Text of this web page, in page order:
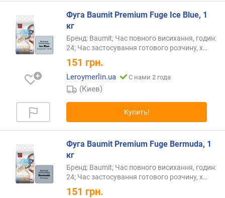
Фуга Baumit Premium Fuge Ice Blue, 1
кг
Бренд: Baumit; Час повного висихання, годин:
24; Час застосування готового розчину, х…
151 грн.
Leroymerlin.ua С нами 2 года
(Киев)
Купить!
Фуга Baumit Premium Fuge Bermuda, 1
кг
Бренд: Baumit; Час повного висихання, годин:
24; Час застосування готового розчину, х…
151 грн.